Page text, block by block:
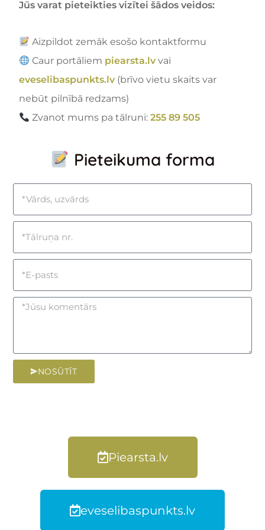
Jūs varat pieteikties vizītei šādos veidos:
Aizpildot zemāk esošo kontaktformu
Caur portāliem piearsta.lv vai
eveselibaspunkts.lv (brīvo vietu skaits var
nebūt pilnībā redzams)
Zvanot mums pa tālruni:255 89 505
Pieteikuma forma
NOSŪTĪT
Piearsta.lv
eveselibaspunkts.lv